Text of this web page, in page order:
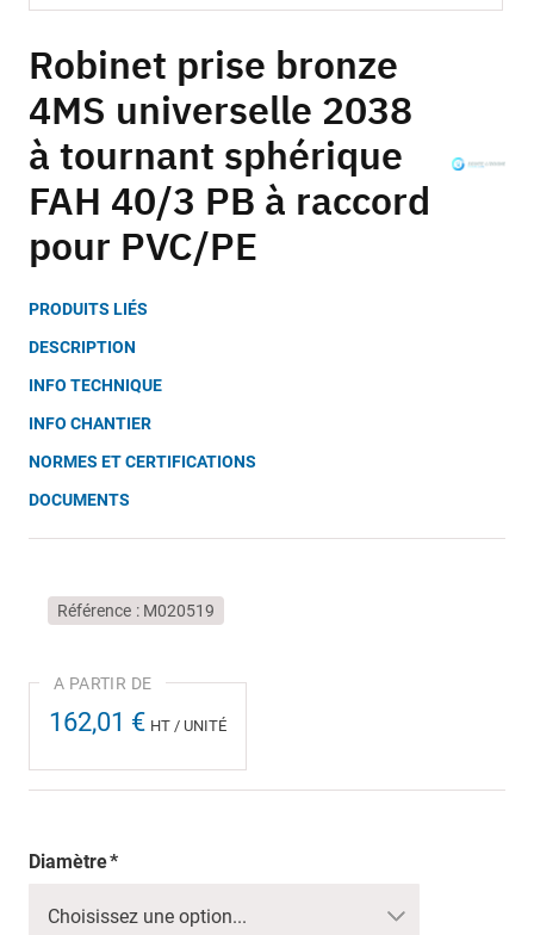
to
the
beginning
of
the
gallery
Robinet prise bronze
4MS universelle 2038
à tournant sphérique
FAH 40/3 PB à raccord
pour PVC/PE
PRODUITS LIÉS
DESCRIPTION
INFO TECHNIQUE
INFO CHANTIER
NORMES ET CERTIFICATIONS
DOCUMENTS
Référence M020519
162,01 € HT / UNITÉ
Diamètre